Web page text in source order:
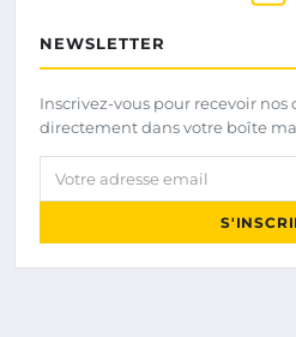
NEWSLETTER
Inscrivez-vous pour recevoir nos
directement dans votre boîte
Votre adresse email